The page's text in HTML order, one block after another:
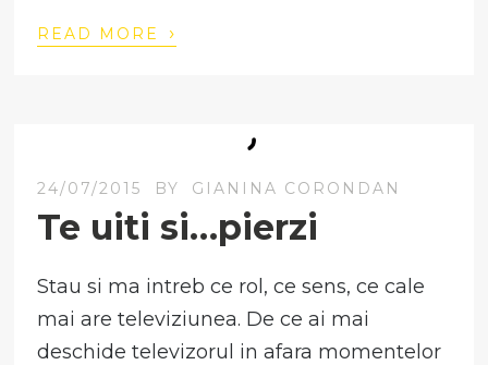
READ MORE ›
24/07/2015 BY GIANINA CORONDAN
Te uiti si…pierzi
Stau si ma intreb ce rol, ce sens, ce cale
mai are televiziunea. De ce ai mai
deschide televizorul in afara momentelor